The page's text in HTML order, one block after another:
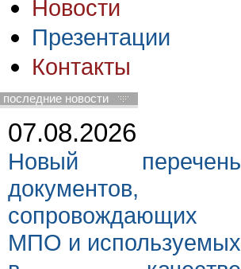
Новости
Презентации
Контакты
последние новости
07.08.2026
Новый перечень
документов,
сопровождающих
МПО и используемых